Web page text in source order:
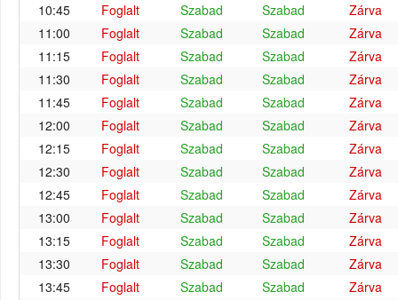
10:45
Foglalt Szabad Szabad
Zárva
11:00
Foglalt Szabad Szabad
Zárva
11:15
Foglalt Szabad Szabad
Zárva
11:30
Foglalt Szabad Szabad
Zárva
11:45
Foglalt Szabad Szabad
Zárva
12:00
Foglalt Szabad Szabad
Zárva
12:15
Foglalt Szabad Szabad
Zárva
12:30
Foglalt Szabad Szabad
Zárva
12:45
Foglalt Szabad Szabad
Zárva
13:00
Foglalt Szabad Szabad
Zárva
13:15
Foglalt Szabad Szabad
Zárva
13:30
Foglalt Szabad Szabad
Zárva
13:45
Foglalt Szabad Szabad
Zárva